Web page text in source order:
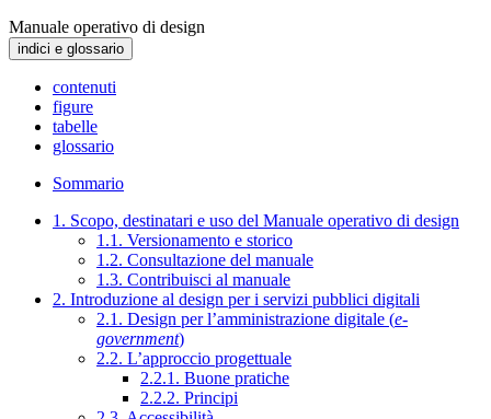
Manuale operativo di design
indici e glossario
contenuti
figure
tabelle
glossario
Sommario
1. Scopo, destinatari e uso del Manuale operativo di design
1.1. Versionamento e storico
1.2. Consultazione del manuale
1.3. Contribuisci al manuale
2. Introduzione al design per i servizi pubblici digitali
2.1. Design per l’amministrazione digitale (e-
government)
2.2. L’approccio progettuale
2.2.1. Buone pratiche
2.2.2. Principi